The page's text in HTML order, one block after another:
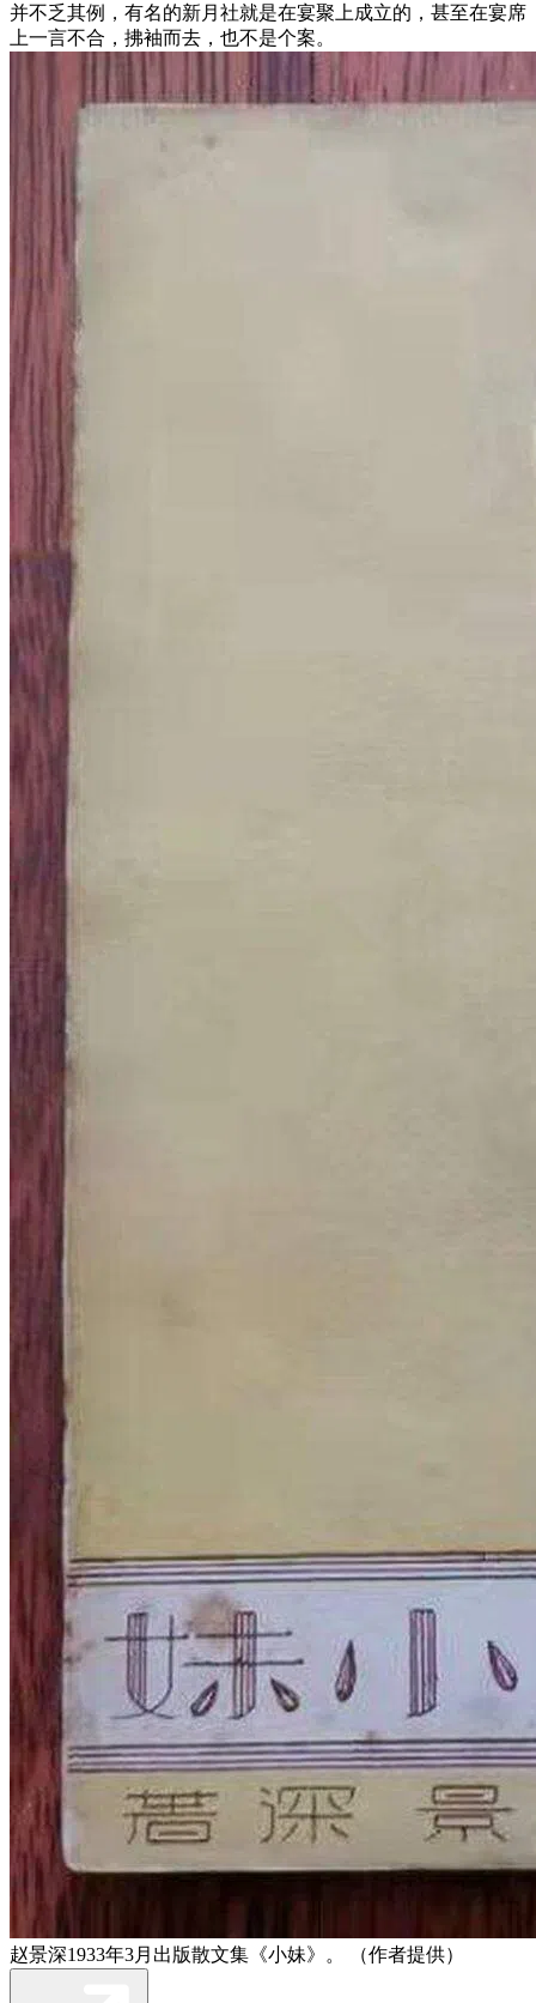
并不乏其例，有名的新月社就是在宴聚上成立的，甚至在宴席
上一言不合，拂袖而去，也不是个案。
赵景深1933年3月出版散文集《小妹》。 （作者提供）